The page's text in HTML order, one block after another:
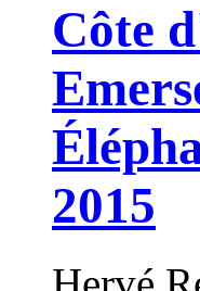
Côte
2015